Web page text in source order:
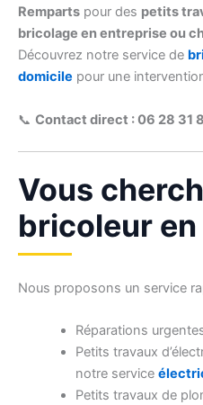
Remparts pour des petits
bricolage en entreprise ou
Découvrez notre service de
domicile pour une
📞 Contact direct : 06 28 31
Vous
bricoleur
Nous proposons un service
Réparations
Petits travaux
notre service
Petits travaux de